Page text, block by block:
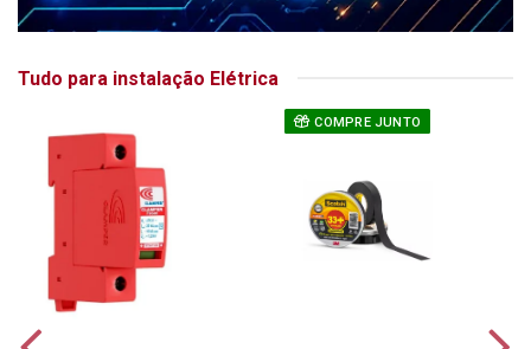
Tudo para instalação Elétrica
COMPRE JUNTO